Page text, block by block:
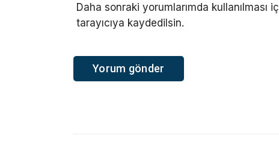
Daha sonraki yorumlarımda
tarayıcıya kaydedilsin.